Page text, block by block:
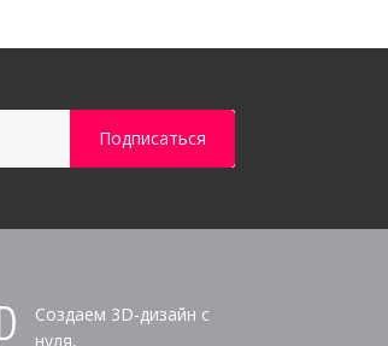
Создаем 3D-дизайн с
нуля,